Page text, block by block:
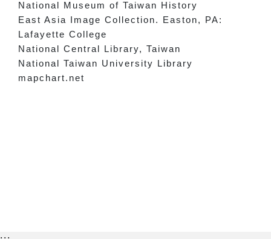
National Museum of Taiwan History
East Asia Image Collection. Easton, PA:
Lafayette College
National Central Library, Taiwan
National Taiwan University Library
mapchart.net